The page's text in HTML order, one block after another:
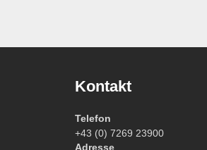
Garten & ATV-Quad anzeigen
Gartenpumpen
Kontakt
Telefon
+43 (0) 7269 23900
Adresse